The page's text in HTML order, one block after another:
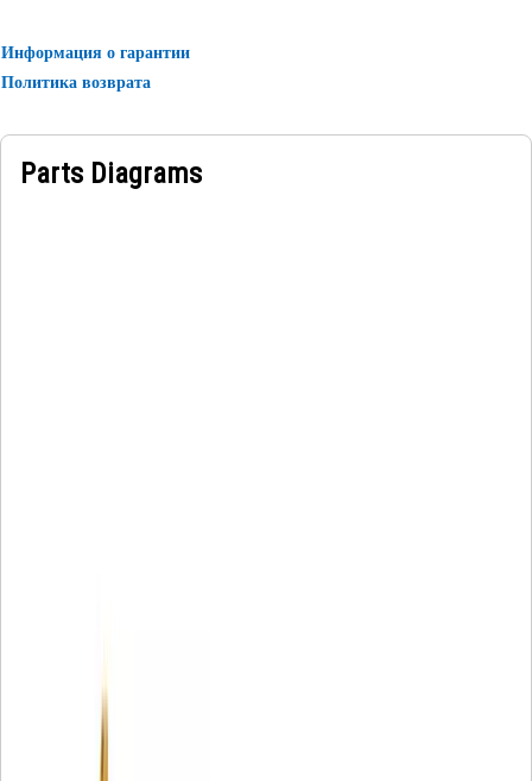
Информация о гарантии
Политика возврата
Parts Diagrams